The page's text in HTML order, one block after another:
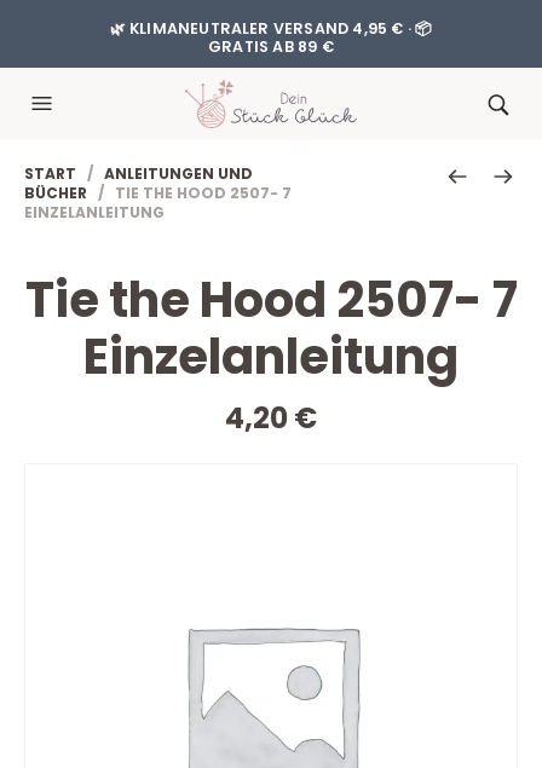
🌿 KLIMANEUTRALER VERSAND 4,95 € · 📦
GRATIS AB 89 €
START / ANLEITUNGEN UND
BÜCHER / TIE THE HOOD 2507- 7
EINZELANLEITUNG
Tie the Hood 2507- 7
Einzelanleitung
4,20€